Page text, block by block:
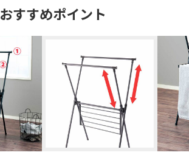
おすすめポイント